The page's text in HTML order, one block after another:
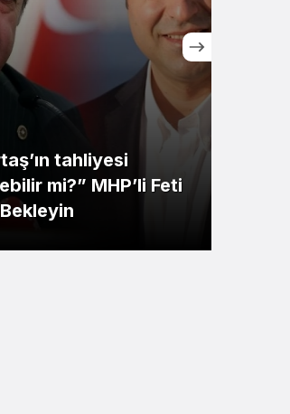
Ekoloji
Dersim’deki orman